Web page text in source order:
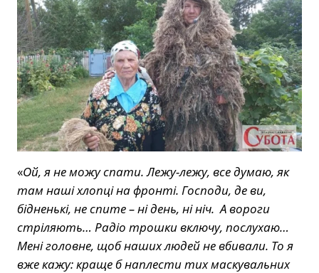
«Ой, я не можу спати. Лежу-лежу, все думаю, як
там наші хлопці на фронті. Господи, де ви,
бідненькі, не спите – ні день, ні ніч. А вороги
стріляють… Радіо трошки включу, послухаю…
Мені головне, щоб наших людей не вбивали. То я
вже кажу: краще б наплести тих маскувальних